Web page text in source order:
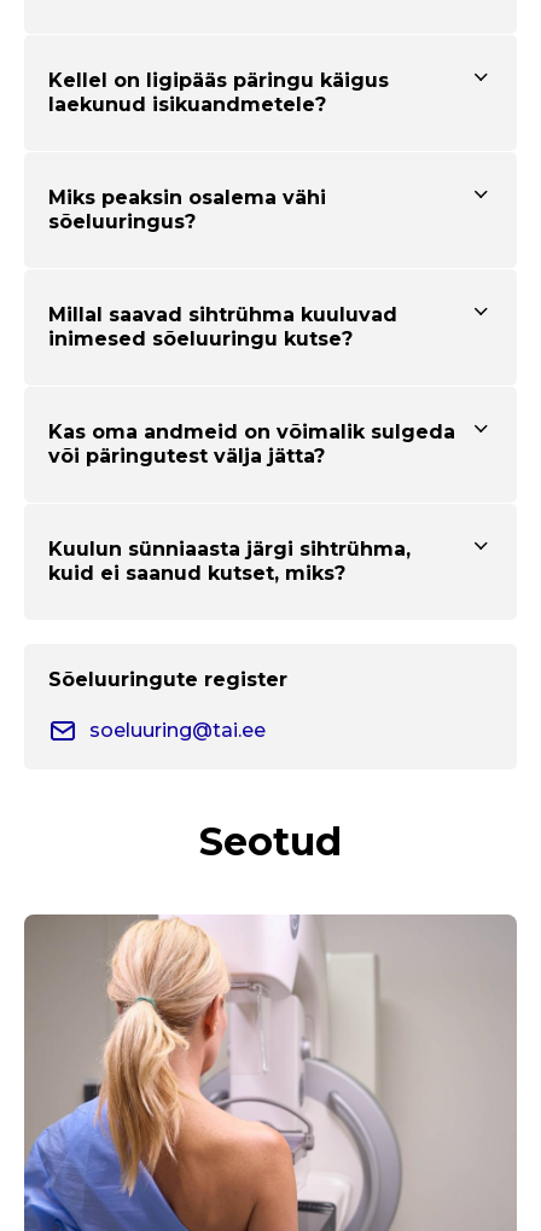
Kellel on ligipääs päringu käigus
laekunud isikuandmetele?
Miks peaksin osalema vähi
sõeluuringus?
Millal saavad sihtrühma kuuluvad
inimesed sõeluuringu kutse?
Kas oma andmeid on võimalik sulgeda
või päringutest välja jätta?
Kuulun sünniaasta järgi sihtrühma,
kuid ei saanud kutset, miks?
Sõeluuringute register
soeluuring@tai.ee
Seotud